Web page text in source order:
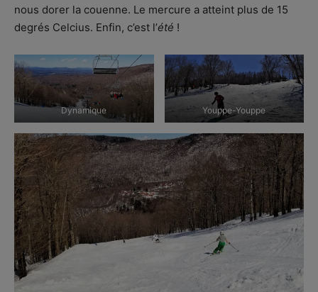
nous dorer la couenne. Le mercure a atteint plus de 15
degrés Celcius. Enfin, c’est l’été !
Dynamique Youppe-Youppe